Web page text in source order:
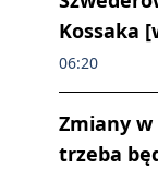
Kossaka
06:20
Zmiany w
trzeba